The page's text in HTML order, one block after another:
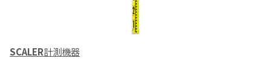
SCALER計測機器